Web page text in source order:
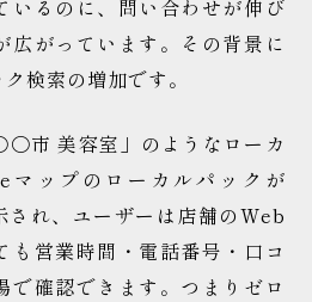
いるのに、問い合わせが伸び
広がっています。その背景に
検索の増加です。
〇市 美容室」のようなローカ
マップのローカルパックが
れ、ユーザーは店舗のWeb
も営業時間・電話番号・口コ
で確認できます。つまりゼロ